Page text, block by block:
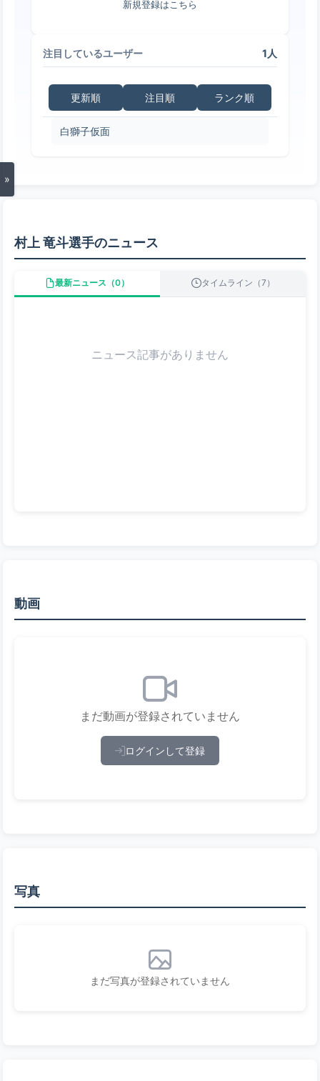
»
新規登録はこちら
注目しているユーザー 1人
更新順 注目順 ランク順
白獅子仮面
村上 竜斗選手のニュース
最新ニュース（0） タイムライン（7）
ニュース記事がありません
動画
まだ動画が登録されていません
ログインして登録
写真
まだ写真が登録されていません